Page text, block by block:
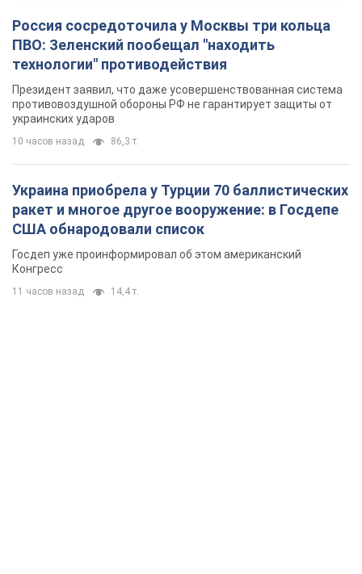
Украина приобрела у Турции 70 баллистических
ракет и многое другое вооружение: в Госдепе
США обнародовали список
Госдеп уже проинформировал об этом американский
Конгресс